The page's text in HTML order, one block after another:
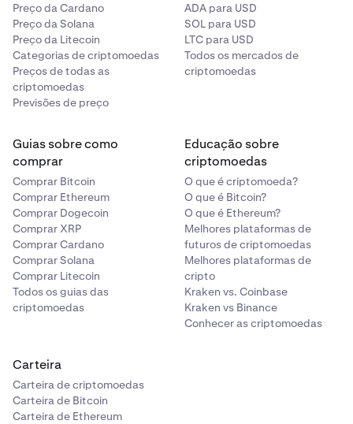
Preço da Cardano
Preço da Solana
Preço da Litecoin
Categorias de criptomoedas
Preços de todas as
criptomoedas
Previsões de preço
ADA para USD
SOL para USD
LTC para USD
Todos os mercados de
criptomoedas
Guias sobre como
comprar
Comprar Bitcoin
Comprar Ethereum
Comprar Dogecoin
Comprar XRP
Comprar Cardano
Comprar Solana
Comprar Litecoin
Todos os guias das
criptomoedas
Educação sobre
criptomoedas
O que é criptomoeda?
O que é Bitcoin?
O que é Ethereum?
Melhores plataformas de
futuros de criptomoedas
Melhores plataformas de
cripto
Kraken vs. Coinbase
Kraken vs Binance
Conhecer as criptomoedas
Carteira
Carteira de criptomoedas
Carteira de Bitcoin
Carteira de Ethereum